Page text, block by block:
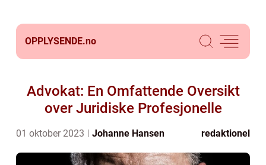
OPPLYSENDE.no
Advokat: En Omfattende Oversikt
over Juridiske Profesjonelle
01 oktober 2023 Johanne Hansen redaktionel